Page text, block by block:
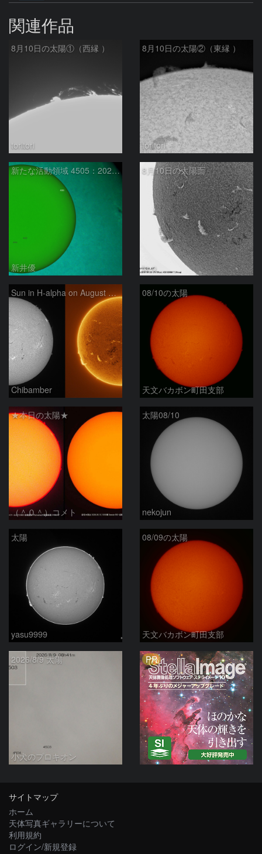
関連作品
8月10日の太陽①（西縁 ）
toritori
8月10日の太陽②（東縁 ）
toritori
新たな活動領域 4505：2026/08/10
新井優
8月10日の太陽面
ta-o
Sun in H-alpha on August 10, 2026
Chibamber
08/10の太陽
天文バカボン町田支部
★本日の太陽★
（＾０＾）コメト
太陽08/10
nekojun
太陽
yasu9999
08/09の太陽
天文バカボン町田支部
2026/8/9 太陽
小犬のプロキオン
PR
サイトマップ
ホーム
天体写真ギャラリーについて
利用規約
ログイン/新規登録